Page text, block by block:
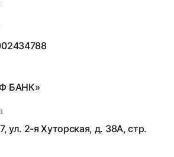
БАНК»
ул. 2-я Хуторская, д. 38А, стр.